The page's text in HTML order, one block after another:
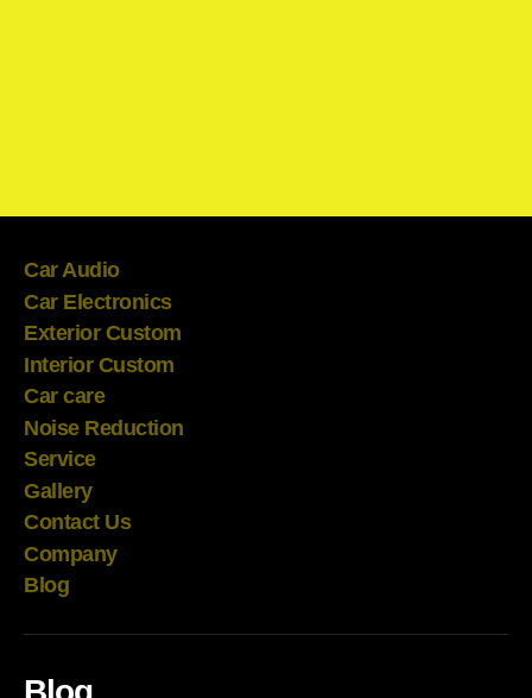
Car Audio
Car Electronics
Exterior Custom
Interior Custom
Car care
Noise Reduction
Service
Gallery
Contact Us
Company
Blog